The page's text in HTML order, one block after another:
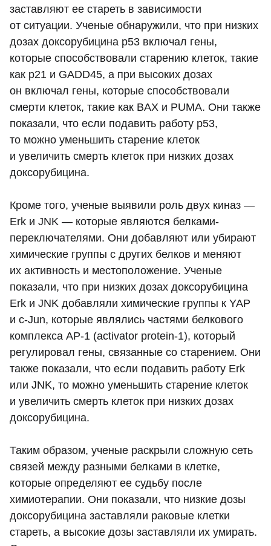
заставляют ее стареть в зависимости
от ситуации. Ученые обнаружили, что при низких
дозах доксорубицина p53 включал гены,
которые способствовали старению клеток, такие
как p21 и GADD45, а при высоких дозах
он включал гены, которые способствовали
смерти клеток, такие как BAX и PUMA. Они также
показали, что если подавить работу p53,
то можно уменьшить старение клеток
и увеличить смерть клеток при низких дозах
доксорубицина.
Кроме того, ученые выявили роль двух киназ —
Erk и JNK — которые являются белками-
переключателями. Они добавляют или убирают
химические группы с других белков и меняют
их активность и местоположение. Ученые
показали, что при низких дозах доксорубицина
Erk и JNK добавляли химические группы к YAP
и c-Jun, которые являлись частями белкового
комплекса AP-1 (activator protein-1), который
регулировал гены, связанные со старением. Они
также показали, что если подавить работу Erk
или JNK, то можно уменьшить старение клеток
и увеличить смерть клеток при низких дозах
доксорубицина.
Таким образом, ученые раскрыли сложную сеть
связей между разными белками в клетке,
которые определяют ее судьбу после
химиотерапии. Они показали, что низкие дозы
доксорубицина заставляли раковые клетки
стареть, а высокие дозы заставляли их умирать.